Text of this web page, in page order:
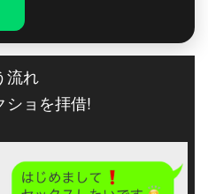
流れ
ショを拝借!